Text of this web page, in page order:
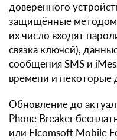
доверенного
защищённые методом
их число входят
связка ключей),
сообщения SMS и
времени и некоторые
Обновление до
Phone Breaker
или Elcomsoft Mobile